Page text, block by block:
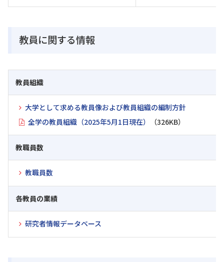
教員に関する情報
教員組織
大学として求める教員像および教員組織の編制方針
全学の教員組織（2025年5月1日現在）
（326KB）
教職員数
教職員数
各教員の業績
研究者情報データベース